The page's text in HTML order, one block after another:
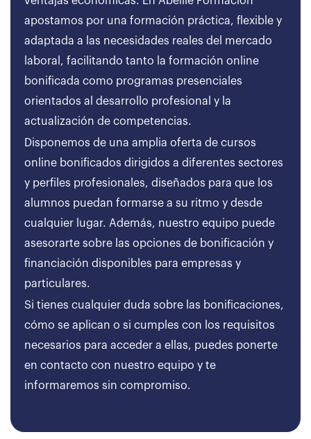
apostamos por una formación práctica, flexible y
adaptada a las necesidades reales del mercado
laboral, facilitando tanto la formación online
bonificada como programas presenciales
orientados al desarrollo profesional y la
actualización de competencias.
Disponemos de una amplia oferta de cursos
online bonificados dirigidos a diferentes sectores
y perfiles profesionales, diseñados para que los
alumnos puedan formarse a su ritmo y desde
cualquier lugar. Además, nuestro equipo puede
asesorarte sobre las opciones de bonificación y
financiación disponibles para empresas y
particulares.
Si tienes cualquier duda sobre las bonificaciones,
cómo se aplican o si cumples con los requisitos
necesarios para acceder a ellas, puedes ponerte
en contacto con nuestro equipo y te
informaremos sin compromiso.